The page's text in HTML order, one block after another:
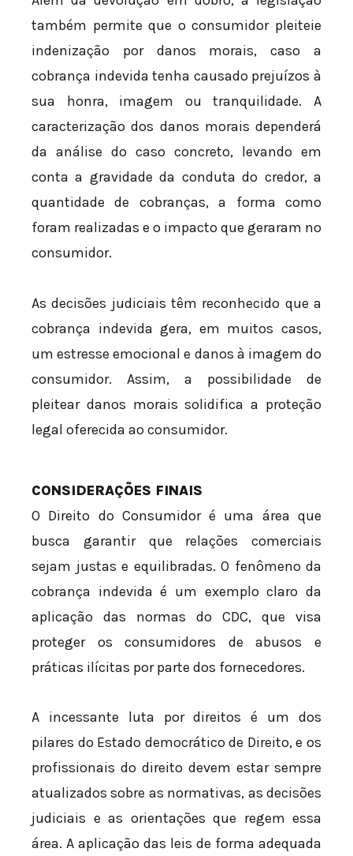
também permite que o consumidor pleiteie
indenização por danos morais, caso a
cobrança indevida tenha causado prejuízos à
sua honra, imagem ou tranquilidade. A
caracterização dos danos morais dependerá
da análise do caso concreto, levando em
conta a gravidade da conduta do credor, a
quantidade de cobranças, a forma como
foram realizadas e o impacto que geraram no
consumidor.
As decisões judiciais têm reconhecido que a
cobrança indevida gera, em muitos casos,
um estresse emocional e danos à imagem do
consumidor. Assim, a possibilidade de
pleitear danos morais solidifica a proteção
legal oferecida ao consumidor.
CONSIDERAÇÕES FINAIS
O Direito do Consumidor é uma área que
busca garantir que relações comerciais
sejam justas e equilibradas. O fenômeno da
cobrança indevida é um exemplo claro da
aplicação das normas do CDC, que visa
proteger os consumidores de abusos e
práticas ilícitas por parte dos fornecedores.
A incessante luta por direitos é um dos
pilares do Estado democrático de Direito, e os
profissionais do direito devem estar sempre
atualizados sobre as normativas, as decisões
judiciais e as orientações que regem essa
área. A aplicação das leis de forma adequada